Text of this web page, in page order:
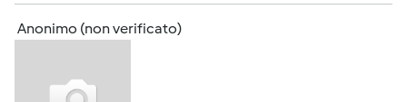
Anonimo (non verificato)